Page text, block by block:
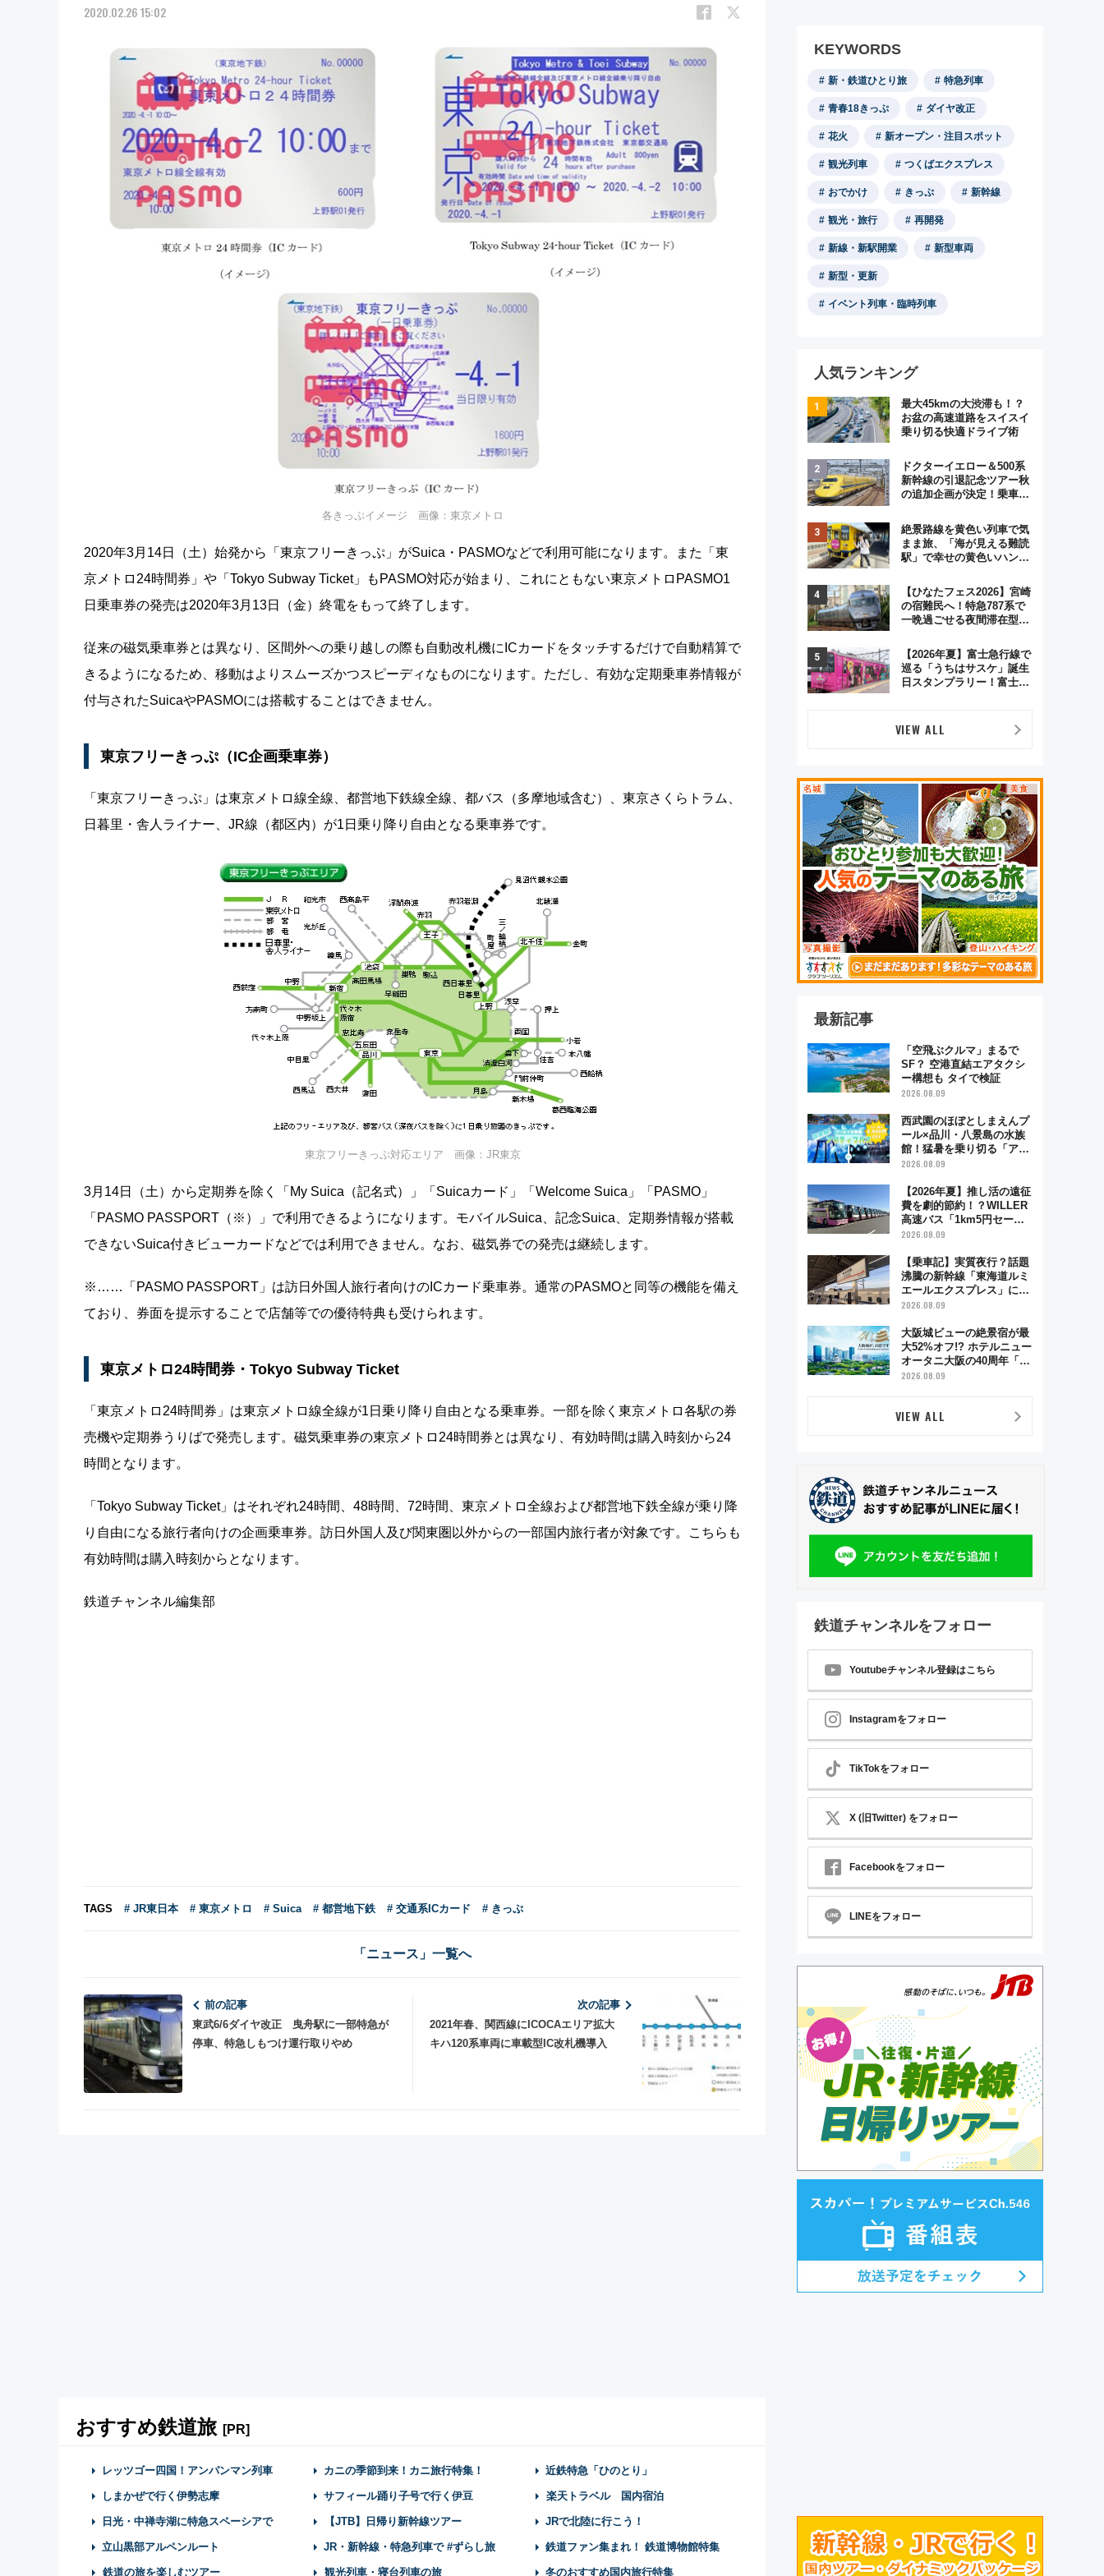
2020.02.26 15:02
各きっぷイメージ 画像：東京メトロ
2020年3月14日（土）始発から「東京フリーきっぷ」がSuica・PASMOなどで利用可能になります。また「東
京メトロ24時間券」や「Tokyo Subway Ticket」もPASMO対応が始まり、これにともない東京メトロPASMO1
日乗車券の発売は2020年3月13日（金）終電をもって終了します。
従来の磁気乗車券とは異なり、区間外への乗り越しの際も自動改札機にICカードをタッチするだけで自動精算で
きるようになるため、移動はよりスムーズかつスピーディなものになります。ただし、有効な定期乗車券情報が
付与されたSuicaやPASMOには搭載することはできません。
東京フリーきっぷ（IC企画乗車券）
「東京フリーきっぷ」は東京メトロ線全線、都営地下鉄線全線、都バス（多摩地域含む）、東京さくらトラム、
日暮里・舎人ライナー、JR線（都区内）が1日乗り降り自由となる乗車券です。
東京フリーきっぷ対応エリア 画像：JR東京
3月14日（土）から定期券を除く「My Suica（記名式）」「Suicaカード」「Welcome Suica」「PASMO」
「PASMO PASSPORT（※）」で利用できるようになります。モバイルSuica、記念Suica、定期券情報が搭載
できないSuica付きビューカードなどでは利用できません。なお、磁気券での発売は継続します。
※……「PASMO PASSPORT」は訪日外国人旅行者向けのICカード乗車券。通常のPASMOと同等の機能を備え
ており、券面を提示することで店舗等での優待特典も受けられます。
東京メトロ24時間券・Tokyo Subway Ticket
「東京メトロ24時間券」は東京メトロ線全線が1日乗り降り自由となる乗車券。一部を除く東京メトロ各駅の券
売機や定期券うりばで発売します。磁気乗車券の東京メトロ24時間券とは異なり、有効時間は購入時刻から24
時間となります。
「Tokyo Subway Ticket」はそれぞれ24時間、48時間、72時間、東京メトロ全線および都営地下鉄全線が乗り降
り自由になる旅行者向けの企画乗車券。訪日外国人及び関東圏以外からの一部国内旅行者が対象です。こちらも
有効時間は購入時刻からとなります。
鉄道チャンネル編集部
TAGS # JR東日本 # 東京メトロ # Suica # 都営地下鉄 # 交通系ICカード # きっぷ
「ニュース」一覧へ
前の記事
東武6/6ダイヤ改正 曳舟駅に一部特急が
停車、特急しもつけ運行取りやめ
次の記事
2021年春、関西線にICOCAエリア拡大
キハ120系車両に車載型IC改札機導入
おすすめ鉄道旅 [PR]
レッツゴー四国！アンパンマン列車 カニの季節到来！カニ旅行特集！ 近鉄特急「ひのとり」
しまかぜで行く伊勢志摩 サフィール踊り子号で行く伊豆 楽天トラベル 国内宿泊
日光・中禅寺湖に特急スペーシアで 【JTB】日帰り新幹線ツアー JRで北陸に行こう！
立山黒部アルペンルート JR・新幹線・特急列車で #ずらし旅 鉄道ファン集まれ！ 鉄道博物館特集
鉄道の旅を楽しむツアー 観光列車・寝台列車の旅 冬のおすすめ国内旅行特集
KEYWORDS
新・鉄道ひとり旅 特急列車
青春18きっぷ ダイヤ改正
花火 新オープン・注目スポット
観光列車 つくばエクスプレス
おでかけ きっぷ 新幹線
観光・旅行 再開発
新線・新駅開業 新型車両
新型・更新
イベント列車・臨時列車
人気ランキング
最大45kmの大渋滞も！？
お盆の高速道路をスイスイ
乗り切る快適ドライブ術
ドクターイエロー＆500系
新幹線の引退記念ツアー秋
の追加企画が決定！乗車体
とめ
絶景路線を黄色い列車で気
まま旅、「海が見える難読
駅」で幸せの黄色いハンカ
とり旅」279回目の舞台は
「島原鉄道」
【ひなたフェス2026】宮崎
の宿難民へ！特急787系で
一晩過ごせる夜間滞在型イ
ま」が救世主に？
【2026年夏】富士急行線で
巡る「うちはサスケ」誕生
日スタンプラリー！富士急
VIEW ALL
最新記事
「空飛ぶクルマ」まるで
SF？ 空港直結エアタクシ
ー構想も タイで検証
2026.08.09
西武園のほぼとしまえんプ
ール×品川・八景島の水族
館！猛暑を乗り切る「アク
ティブパス」で夏休みをお
2026.08.09
【2026年夏】推し活の遠征
費を劇的節約！？WILLER
高速バス「1km5円セー
ル」やワンコイン温泉の最
路線まとめ
2026.08.09
【乗車記】実質夜行？話題
沸騰の新幹線「東海道ルミ
エールエクスプレス」に乗
車してみた 東京22時発、
見どころは岐阜羽島の素晴
らし過ぎる朝
2026.08.09
大阪城ビューの絶景宿が最
大52%オフ!? ホテルニュー
オータニ大阪の40周年「夏
のタイムセール」で秋の関
2026.08.09
VIEW ALL
鉄道チャンネルをフォロー
Youtubeチャンネル登録はこちら
Instagramをフォロー
TikTokをフォロー
X (旧Twitter) をフォロー
Facebookをフォロー
LINEをフォロー